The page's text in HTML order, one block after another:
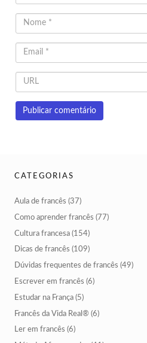
CATEGORIAS
Aula de francês (37)
Como aprender francês (77)
Cultura francesa (154)
Dicas de francês (109)
Dúvidas frequentes de francês (49)
Escrever em francês (6)
Estudar na França (5)
Francês da Vida Real® (6)
Ler em francês (6)